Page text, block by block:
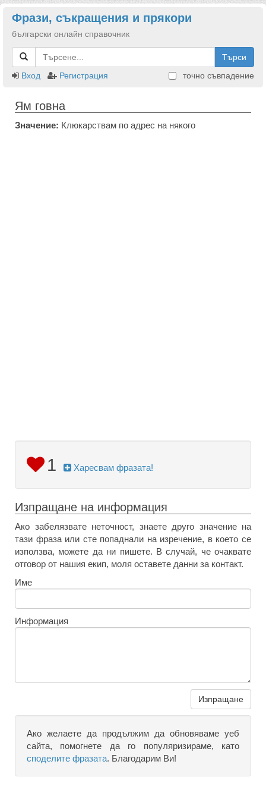
Фрази, съкращения и прякори
български онлайн справочник
Търси
Вход
Регистрация точно съвпадение
Ям говна
Значение: Клюкарствам по адрес на някого
1 Харесвам фразата!
Изпращане на информация
Ако забелязвате неточност, знаете друго значение на
тази фраза или сте попаднали на изречение, в което се
използва, можете да ни пишете. В случай, че очаквате
отговор от нашия екип, моля оставете данни за контакт.
Име
Информация
Изпращане
Ако желаете да продължим да обновяваме уеб
сайта, помогнете да го популяризираме, като
споделите фразата. Благодарим Ви!